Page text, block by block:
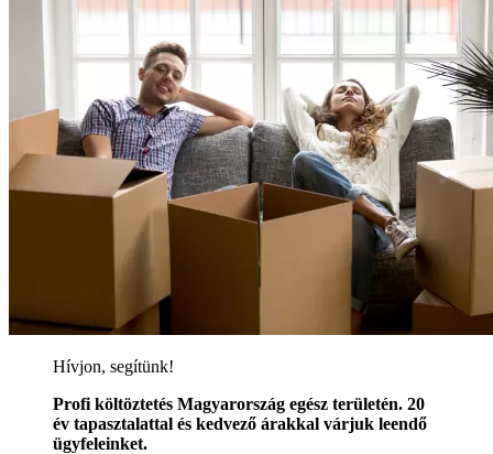
Hívjon, segítünk!
Profi költöztetés Magyarország egész területén. 20
év tapasztalattal és kedvező árakkal várjuk leendő
ügyfeleinket.